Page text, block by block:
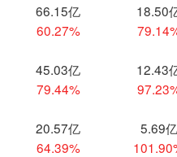
66.15亿
60.27%
18.50
45.03亿
79.44%
12.43
20.57亿
64.39%
5.69亿